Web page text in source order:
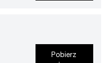
Pobierz